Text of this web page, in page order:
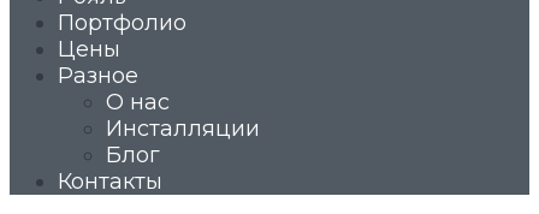
Портфолио
Цены
Разное
О нас
Инсталляции
Блог
Контакты